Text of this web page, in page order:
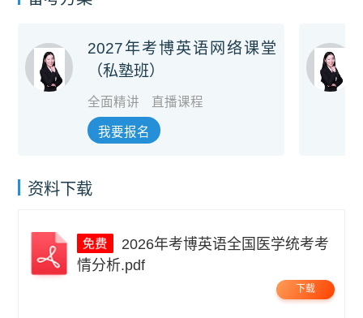
2027年考博英语网络课堂
（私塾班）
全面精讲 直播课程
我要报名
资料下载
情分析.pdf
下载